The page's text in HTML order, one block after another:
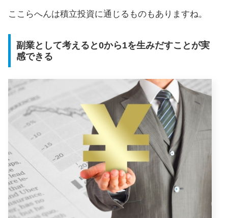
ここらへんは積立投資に通じるものもありますね。
副業として考えると0から1を生みだすことが実
感できる